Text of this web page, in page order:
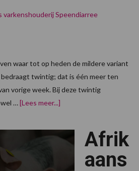
varkenshouderijSpeendiarree
waar tot op heden de mildere variant
twintig; dat is één meer ten
vorige week. Bij deze twintig
…[Lees meer...]
twintig
Afrik
aans